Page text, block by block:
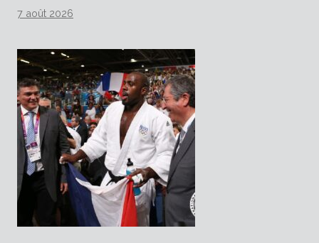
7 août 2026